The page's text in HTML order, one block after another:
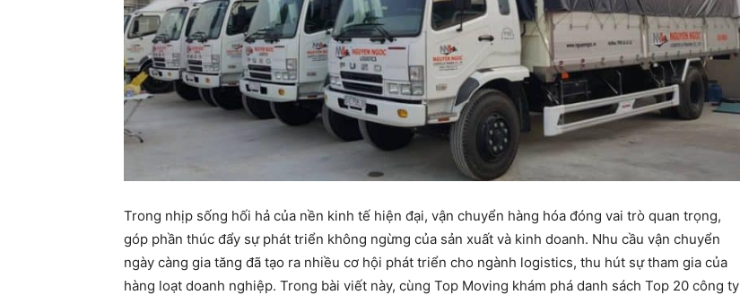
Trong nhịp sống hối hả của nền kinh tế hiện đại, vận chuyển hàng hóa đóng vai trò quan trọng,
góp phần thúc đẩy sự phát triển không ngừng của sản xuất và kinh doanh. Nhu cầu vận chuyển
ngày càng gia tăng đã tạo ra nhiều cơ hội phát triển cho ngành logistics, thu hút sự tham gia của
hàng loạt doanh nghiệp. Trong bài viết này, cùng Top Moving khám phá danh sách Top 20 công ty